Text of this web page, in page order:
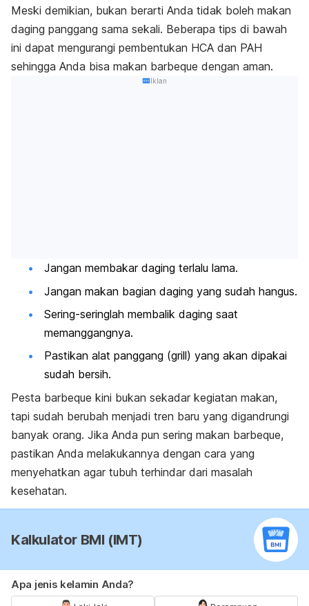
Meski demikian, bukan berarti Anda tidak boleh makan
daging panggang sama sekali. Beberapa tips di bawah
ini dapat mengurangi pembentukan HCA dan PAH
sehingga Anda bisa makan barbeque dengan aman.
Iklan
Jangan membakar daging terlalu lama.
Jangan makan bagian daging yang sudah hangus.
Sering-seringlah membalik daging saat
memanggangnya.
Pastikan alat panggang (grill) yang akan dipakai
sudah bersih.
Pesta barbeque kini bukan sekadar kegiatan makan,
tapi sudah berubah menjadi tren baru yang digandrungi
banyak orang. Jika Anda pun sering makan barbeque,
pastikan Anda melakukannya dengan cara yang
menyehatkan agar tubuh terhindar dari masalah
kesehatan.
Kalkulator BMI (IMT)
Apa jenis kelamin Anda?